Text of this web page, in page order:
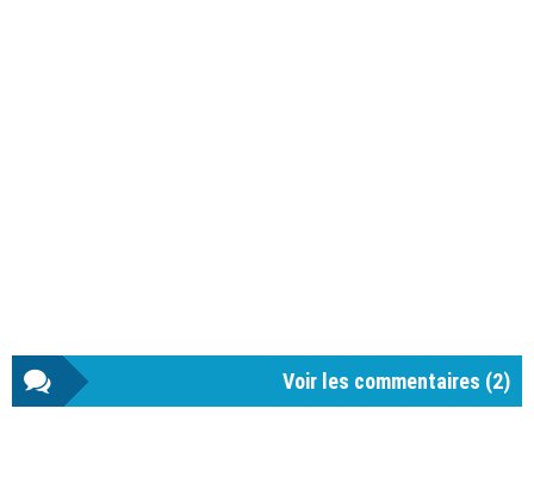
Voir les commentaires (2)